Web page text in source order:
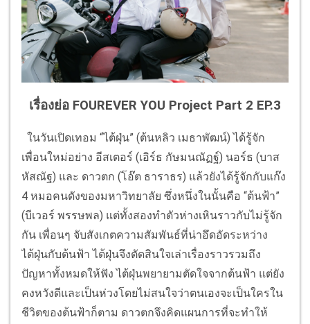
เรื่องย่อ FOUREVER YOU Project Part 2 EP.3
ในวันเปิดเทอม “ไต้ฝุ่น” (ต้นหลิว เมธาพัฒน์) ได้รู้จัก
เพื่อนใหม่อย่าง อีสเตอร์ (เอิร์ธ กัษมนณัฏฐ์) นอร์ธ (บาส
หัสณัฐ) และ ดาวตก (โอ๊ต ธาราธร) แล้วยังได้รู้จักกับแก๊ง
4 หมอคนดังของมหาวิทยาลัย ซึ่งหนึ่งในนั้นคือ “ต้นฟ้า”
(บีเวอร์ พรรษพล) แต่ทั้งสองทำตัวห่างเหินราวกับไม่รู้จัก
กัน เพื่อนๆ จับสังเกตความสัมพันธ์ที่น่าอึดอัดระหว่าง
ไต้ฝุ่นกับต้นฟ้า ไต้ฝุ่นจึงตัดสินใจเล่าเรื่องราวรวมถึง
ปัญหาทั้งหมดให้ฟัง ไต้ฝุ่นพยายามตัดใจจากต้นฟ้า แต่ยัง
คงหวังดีและเป็นห่วงโดยไม่สนใจว่าตนเองจะเป็นใครใน
ชีวิตของต้นฟ้าก็ตาม ดาวตกจึงคิดแผนการที่จะทำให้